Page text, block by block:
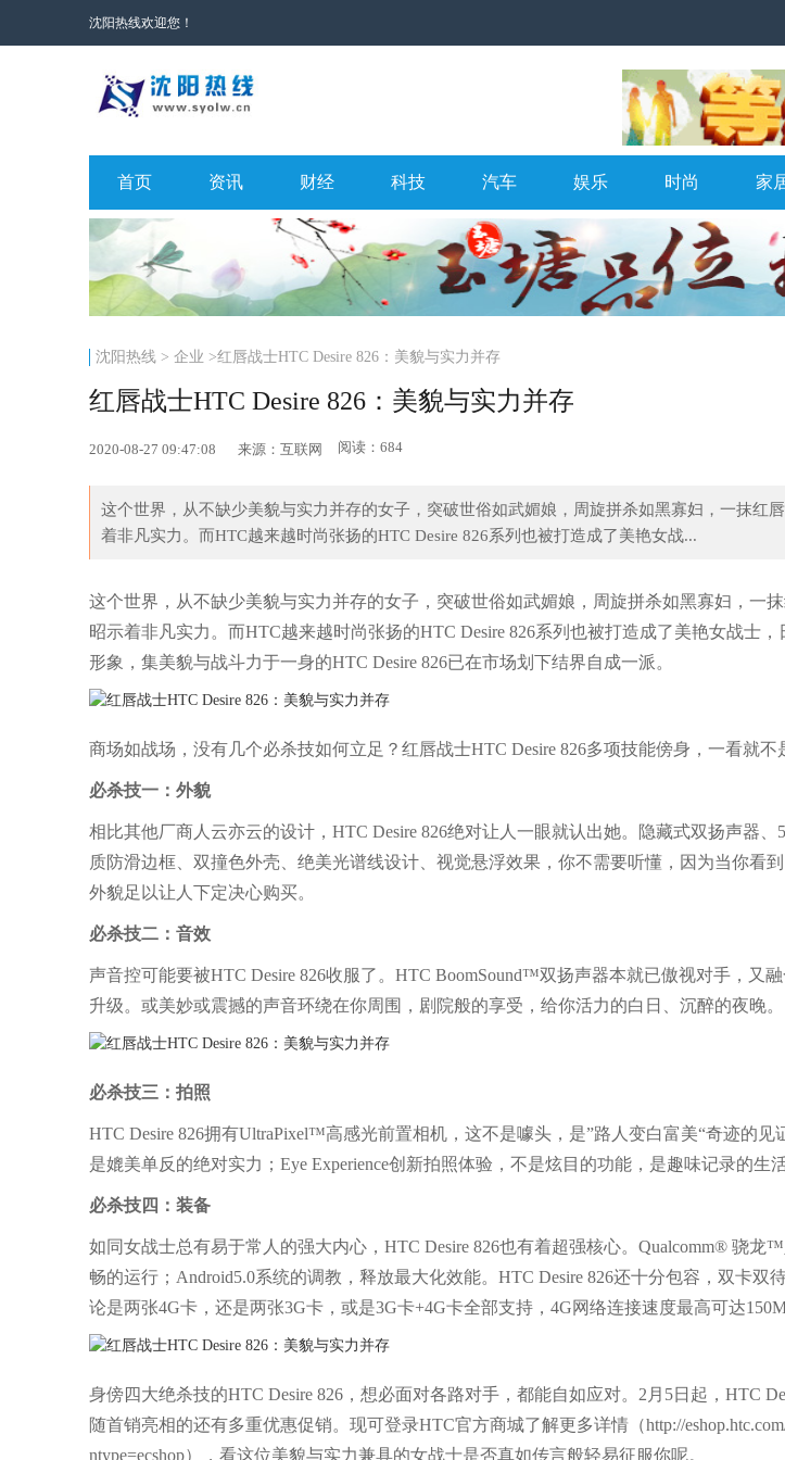
沈阳热线欢迎您！
首页 资讯 财经 科技 汽车 娱乐 时尚 家
沈阳热线> 企业 >红唇战士HTC Desire 826：美貌与实力并存
红唇战士HTC Desire 826：美貌与实力并存
2020-08-27 09:47:08 来源：互联网 阅读：684
这个世界，从不缺少美貌与实力并存的女子，突破世俗如武媚娘，周旋拼杀如黑寡妇，一抹红
着非凡实力。而HTC越来越时尚张扬的HTC Desire 826系列也被打造成了美艳女战...
这个世界，从不缺少美貌与实力并存的女子，突破世俗如武媚娘，周旋拼杀如黑寡妇，一
昭示着非凡实力。而HTC越来越时尚张扬的HTC Desire 826系列也被打造成了美艳女战士
形象，集美貌与战斗力于一身的HTC Desire 826已在市场划下结界自成一派。
商场如战场，没有几个必杀技如何立足？红唇战士HTC Desire 826多项技能傍身，一看就不
必杀技一：外貌
相比其他厂商人云亦云的设计，HTC Desire 826绝对让人一眼就认出她。隐藏式双扬声器、
质防滑边框、双撞色外壳、绝美光谱线设计、视觉悬浮效果，你不需要听懂，因为当你看
外貌足以让人下定决心购买。
必杀技二：音效
声音控可能要被HTC Desire 826收服了。HTC BoomSound™双扬声器本就已傲视对手，又
升级。或美妙或震撼的声音环绕在你周围，剧院般的享受，给你活力的白日、沉醉的夜晚。
必杀技三：拍照
HTC Desire 826拥有UltraPixel™高感光前置相机，这不是噱头，是”路人变白富美“奇迹的见
是媲美单反的绝对实力；Eye Experience创新拍照体验，不是炫目的功能，是趣味记录的生活
必杀技四：装备
如同女战士总有易于常人的强大内心，HTC Desire 826也有着超强核心。Qualcomm® 骁龙
畅的运行；Android5.0系统的调教，释放最大化效能。HTC Desire 826还十分包容，双卡双
论是两张4G卡，还是两张3G卡，或是3G卡+4G卡全部支持，4G网络连接速度最高可达
身傍四大绝杀技的HTC Desire 826，想必面对各路对手，都能自如应对。2月5日起，HTC
随首销亮相的还有多重优惠促销。现可登录HTC官方商城了解更多详情（http://eshop.htc.com/
ntype=ecshop），看这位美貌与实力兼具的女战士是否真如传言般轻易征服你呢。
合丸子头的女明星，